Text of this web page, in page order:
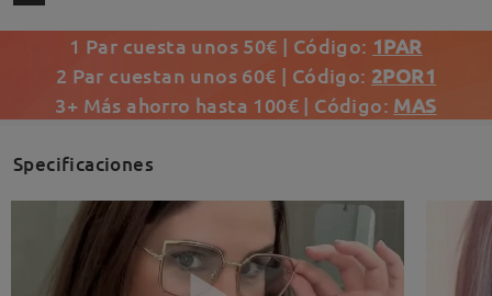
1 Par cuesta unos 50€ | Código: 1PAR
2 Par cuestan unos 60€ | Código: 2POR1
3+ Más ahorro hasta 100€ | Código: MAS
Specificaciones